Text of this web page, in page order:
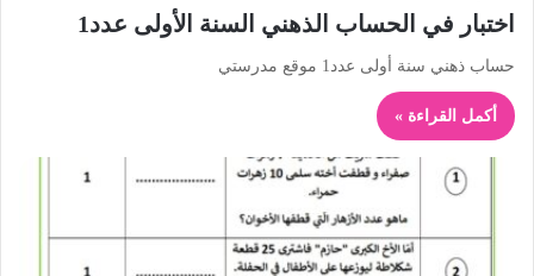
اختبار في الحساب الذهني السنة الأولى عدد1
حساب ذهني سنة أولى عدد1 موقع مدرستي
أكمل القراءة »